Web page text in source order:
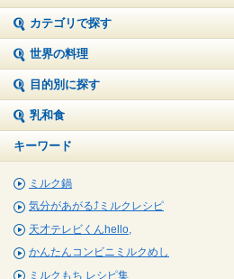
カテゴリで探す
世界の料理
目的別に探す
乳和食
キーワード
ミルク鍋
気分があがる⤴ミルクレシピ
天才テレビくんhello,
かんたんコンビニミルクめし
ミルクもち レシピ集